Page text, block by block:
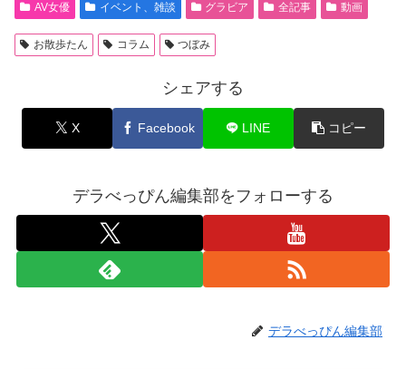
AV女優 イベント、雑談 グラビア 全記事 動画
お散歩たん コラム つぼみ
シェアする
X Facebook LINE コピー
デラべっぴん編集部をフォローする
デラべっぴん編集部